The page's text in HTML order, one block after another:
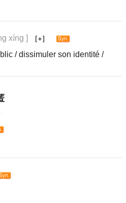
xíng ]
/ dissimuler son identité /